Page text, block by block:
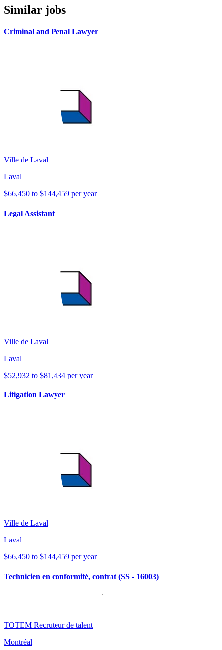
Similar jobs
Criminal and Penal Lawyer
Ville de Laval
Laval
$66,450 to $144,459 per year
Legal Assistant
Ville de Laval
Laval
$52,932 to $81,434 per year
Litigation Lawyer
Ville de Laval
Laval
$66,450 to $144,459 per year
Technicien en conformité, contrat (SS - 16003)
TOTEM Recruteur de talent
Montréal